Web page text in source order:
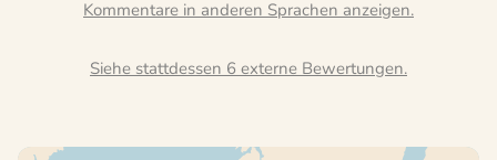
Siehe stattdessen 6 externe Bewertungen.